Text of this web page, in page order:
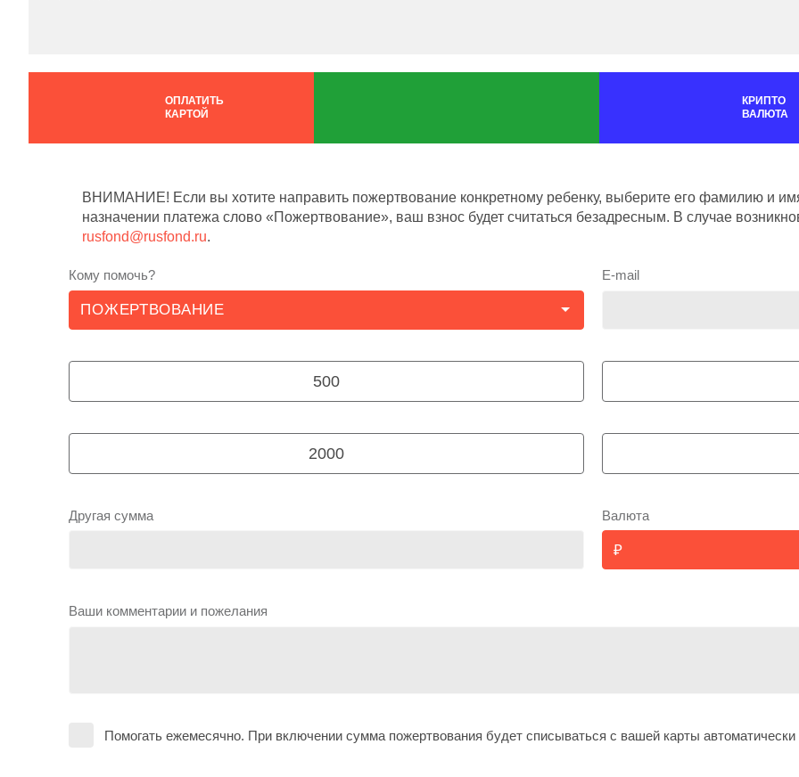
ОПЛАТИТЬ
КАРТОЙ
КРИПТО
ВАЛЮТА
ВНИМАНИЕ! Если вы хотите направить пожертвование конкретному ребенку, выберите его фамилию и
назначении платежа слово «Пожертвование», ваш взнос будет считаться безадресным. В случае
rusfond@rusfond.ru.
Кому помочь? E-mail
500
2000
Другая сумма Валюта
Ваши комментарии и пожелания
Помогать ежемесячно. При включении сумма пожертвования будет списываться с вашей карты